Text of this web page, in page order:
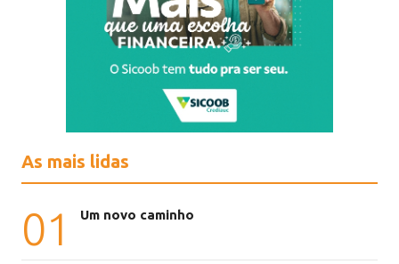
As mais lidas
01 Um novo caminho